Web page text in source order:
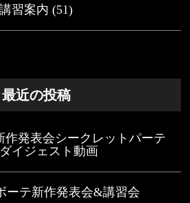
講習案内 (51)
最近の投稿
作発表会シークレットパーテ
イジェスト動画
ーテ新作発表会&講習会